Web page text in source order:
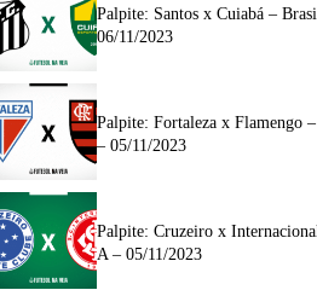
Palpite: Santos x Cuiabá –
06/11/2023
Palpite: Fortaleza x Flamengo
– 05/11/2023
Palpite: Cruzeiro x
A – 05/11/2023